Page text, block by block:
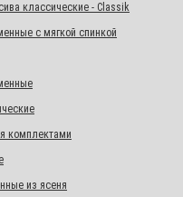
классические - Classik
с мягкой спинкой
комплектами
из ясеня